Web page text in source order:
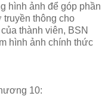
hình ảnh để góp phần
truyền thông cho
thành viên, BSN
hình ảnh chính thức
10: